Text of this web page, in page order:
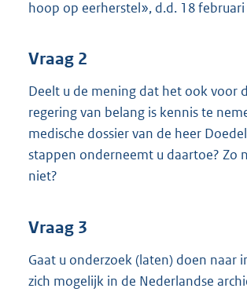
hoop op eerherstel», d.d. 18 februari
Vraag 2
Deelt u de mening dat het ook voor
regering van belang is kennis te
medische dossier van de heer
stappen onderneemt u daartoe? Zo
niet?
Vraag 3
Gaat u onderzoek (laten) doen naar
zich mogelijk in de Nederlandse